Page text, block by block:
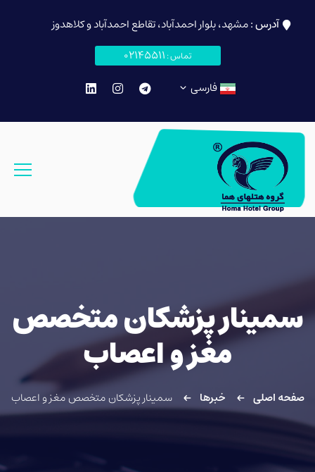
آدرس :مشهد، بلوار احمدآباد، تقاطع احمدآباد و کلاهدوز
تماس :02145511
فارسی
سمینار پزشکان متخصص
مغز و اعصاب
صفحه اصلی خبرها سمینار پزشکان متخصص مغز و اعصاب